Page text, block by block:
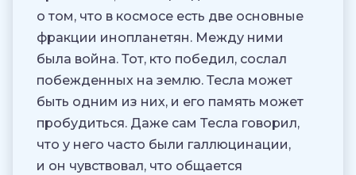
о том, что в космосе есть две основные
фракции инопланетян. Между ними
была война. Тот, кто победил, сослал
побежденных на землю. Тесла может
быть одним из них, и его память может
пробудиться. Даже сам Тесла говорил,
что у него часто были галлюцинации,
и он чувствовал, что общается